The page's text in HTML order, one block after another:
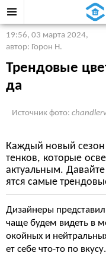
19:56, 03 марта 2024,
автор: Горон Н.
Трендовые
да
Источник фото:
Каждый новый
тенков, которые
актуальным.
ятся самые
Дизайнеры
чаще будем видеть в
окойных и
ет себе что-то по вкусу.